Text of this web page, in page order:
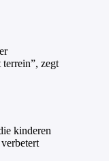
terrein”, zegt
kinderen